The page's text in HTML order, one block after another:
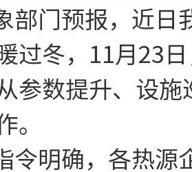
部门预报，近日
过冬，11月23
参数提升、设
令明确，各热源